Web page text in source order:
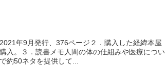
年9月発行、376ページ２．購入した経緯本屋
入。３．読書メモ人間の体の仕組みや医療につい
約50ネタを提供して...